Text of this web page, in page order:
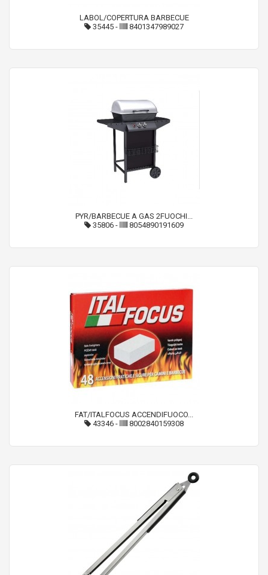
LABOL/COPERTURA BARBECUE
35445 - 8401347989027
PYR/BARBECUE A GAS 2FUOCHI...
35806 - 8054890191609
FAT/ITALFOCUS ACCENDIFUOCO...
43346 - 8002840159308